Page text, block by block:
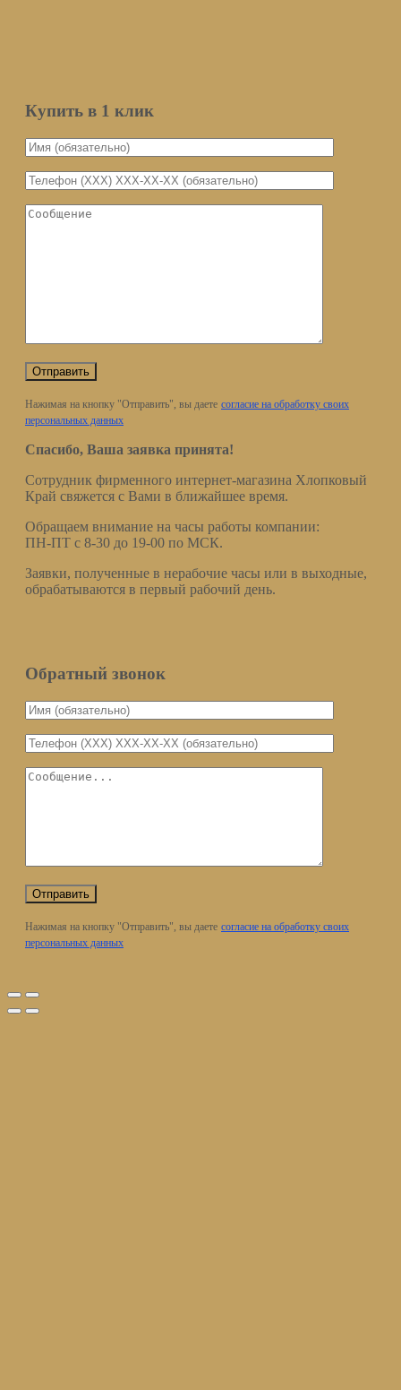
Купить в 1 клик
Нажимая на кнопку "Отправить", вы даете согласие на обработку своих
персональных данных
Спасибо, Ваша заявка принята!
Сотрудник фирменного интернет-магазина Хлопковый
Край свяжется с Вами в ближайшее время.
Обращаем внимание на часы работы компании:
ПН-ПТ с 8-30 до 19-00 по МСК.
Заявки, полученные в нерабочие часы или в выходные,
обрабатываются в первый рабочий день.
Обратный звонок
Нажимая на кнопку "Отправить", вы даете согласие на обработку своих
персональных данных